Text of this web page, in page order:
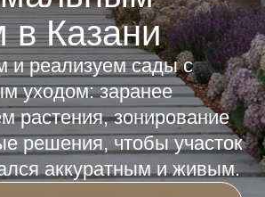
заранее
зонирование
чтобы участок
аккуратным и живым.